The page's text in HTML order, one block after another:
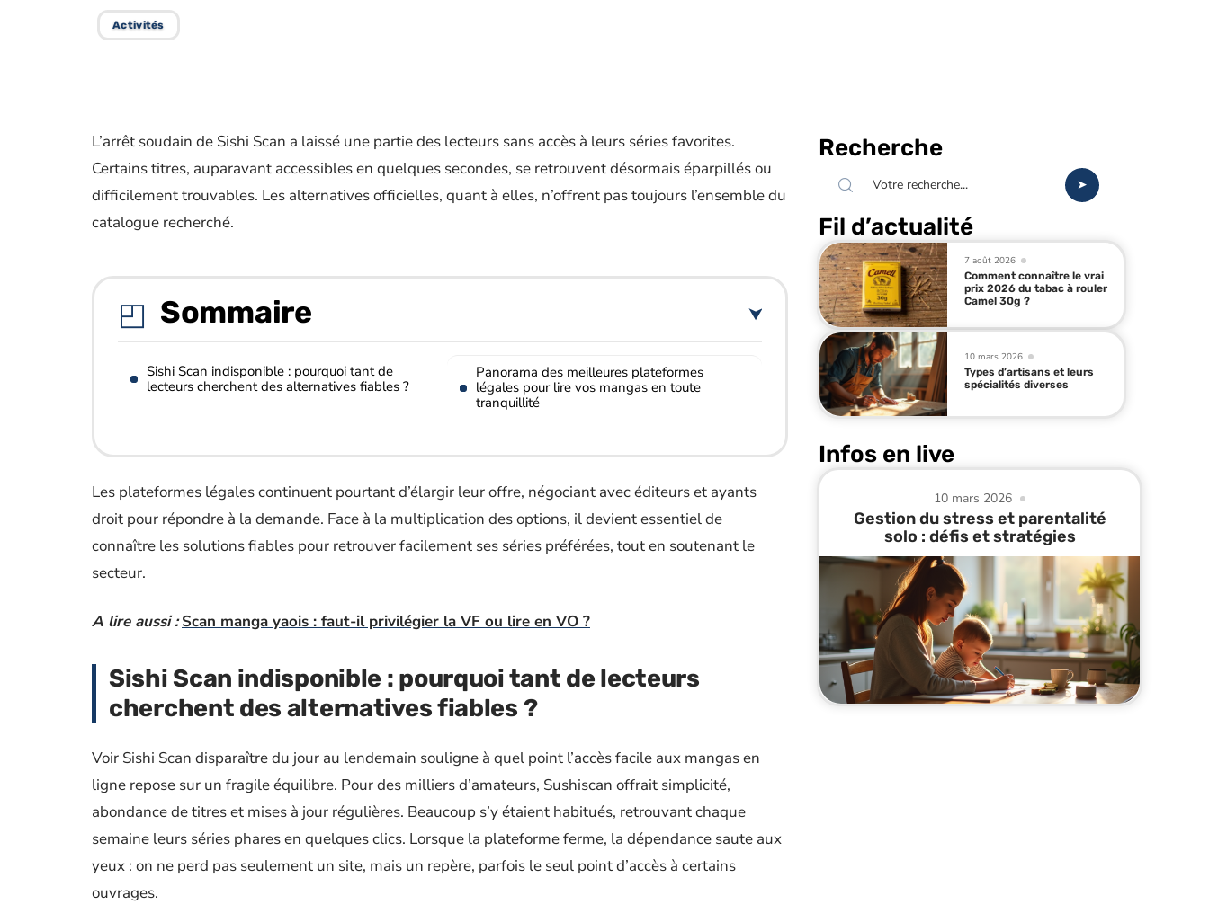
Activités
L’arrêt soudain de Sishi Scan a laissé une partie des lecteurs sans accès à leurs séries favorites.
Certains titres, auparavant accessibles en quelques secondes, se retrouvent désormais éparpillés ou
difficilement trouvables. Les alternatives officielles, quant à elles, n’offrent pas toujours l’ensemble du
catalogue recherché.
Sommaire
Sishi Scan indisponible : pourquoi tant de
lecteurs cherchent des alternatives fiables ?
Panorama des meilleures plateformes
légales pour lire vos mangas en toute
tranquillité
Les plateformes légales continuent pourtant d’élargir leur offre, négociant avec éditeurs et ayants
droit pour répondre à la demande. Face à la multiplication des options, il devient essentiel de
connaître les solutions fiables pour retrouver facilement ses séries préférées, tout en soutenant le
secteur.
A lire aussi : Scan manga yaois : faut-il privilégier la VF ou lire en VO ?
Sishi Scan indisponible : pourquoi tant de lecteurs
cherchent des alternatives fiables ?
Voir Sishi Scan disparaître du jour au lendemain souligne à quel point l’accès facile aux mangas en
ligne repose sur un fragile équilibre. Pour des milliers d’amateurs, Sushiscan offrait simplicité,
abondance de titres et mises à jour régulières. Beaucoup s’y étaient habitués, retrouvant chaque
semaine leurs séries phares en quelques clics. Lorsque la plateforme ferme, la dépendance saute aux
yeux : on ne perd pas seulement un site, mais un repère, parfois le seul point d’accès à certains
ouvrages.
Recherche
Fil d’actualité
7 août 2026
Comment connaître le vrai
prix 2026 du tabac à rouler
Camel 30g ?
10 mars 2026
Types d’artisans et leurs
spécialités diverses
Infos en live
10 mars 2026
Gestion du stress et parentalité
solo : défis et stratégies